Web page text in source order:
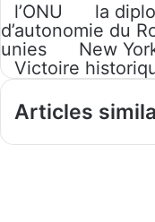
l’ONU
la
d’autonomie du
unies
New
Victoire
Articles